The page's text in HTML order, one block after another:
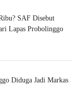
SAF Disebut
Lapas Probolinggo
Diduga Jadi Markas